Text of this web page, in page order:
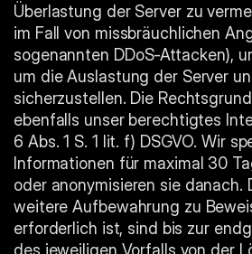
Überlastung der Server zu
im Fall von missbräuchlichen
sogenannten DDoS-Attacken),
um die Auslastung der Server
sicherzustellen. Die
ebenfalls unser berechtigtes
6 Abs. 1 S. 1 lit. f) DSGVO. Wir
Informationen für maximal 30
oder anonymisieren sie danach.
weitere Aufbewahrung zu
erforderlich ist, sind bis zur
des jeweiligen Vorfalls von der